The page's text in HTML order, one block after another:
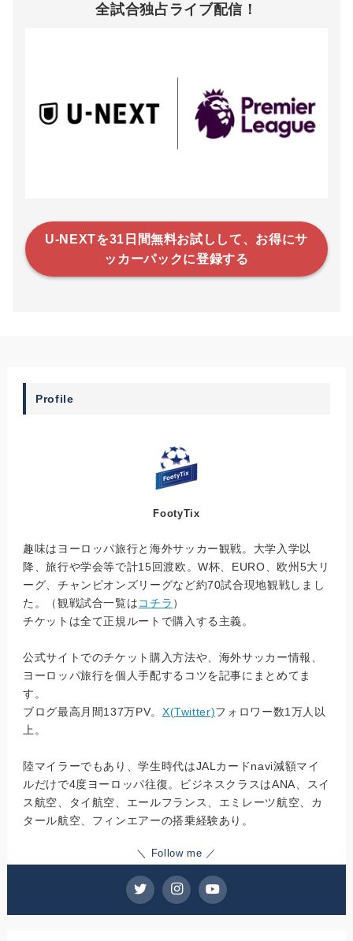
全試合独占ライブ配信！
U-NEXTを31日間無料お試しして、お得にサ
ッカーパックに登録する
Profile
FootyTix
趣味はヨーロッパ旅行と海外サッカー観戦。大学入学以
降、旅行や学会等で計15回渡欧。W杯、EURO、欧州5大リ
ーグ、チャンピオンズリーグなど約70試合現地観戦しまし
た。（観戦試合一覧はコチラ ）
チケットは全て正規ルートで購入する主義。
公式サイトでのチケット購入方法や、海外サッカー情報、
ヨーロッパ旅行を個人手配するコツを記事にまとめてま
す。
ブログ最高月間137万PV。 X(Twitter)フォロワー数1万人以
上。
陸マイラーでもあり、学生時代はJALカードnavi減額マイ
ルだけで4度ヨーロッパ往復。ビジネスクラスはANA、スイ
ス航空、タイ航空、エールフランス、エミレーツ航空、カ
タール航空、フィンエアーの搭乗経験あり。
＼ Follow me ／